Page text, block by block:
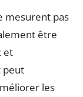
mesurent pas
être
et
peut
les